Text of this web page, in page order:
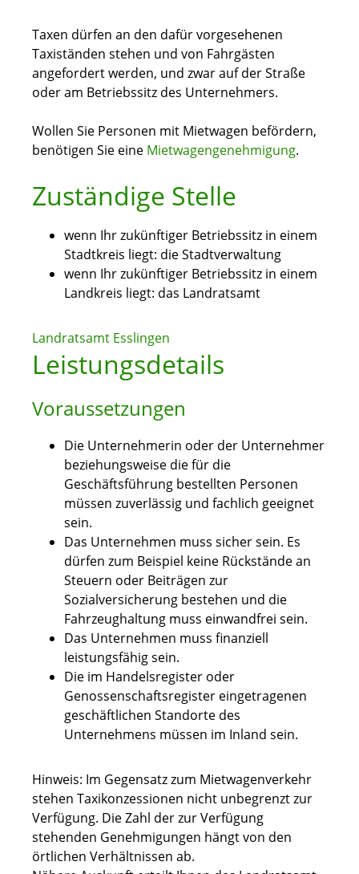
Taxen dürfen an den dafür vorgesehenen
Taxiständen stehen und von Fahrgästen
angefordert werden, und zwar auf der Straße
oder am Betriebssitz des Unternehmers.
Wollen Sie Personen mit Mietwagen befördern,
benötigen Sie eine Mietwagengenehmigung.
Zuständige Stelle
wenn Ihr zukünftiger Betriebssitz in einem
Stadtkreis liegt: die Stadtverwaltung
wenn Ihr zukünftiger Betriebssitz in einem
Landkreis liegt: das Landratsamt
Landratsamt Esslingen
Leistungsdetails
Voraussetzungen
Die Unternehmerin oder der Unternehmer
beziehungsweise die für die
Geschäftsführung bestellten Personen
müssen zuverlässig und fachlich geeignet
sein.
Das Unternehmen muss sicher sein. Es
dürfen zum Beispiel keine Rückstände an
Steuern oder Beiträgen zur
Sozialversicherung bestehen und die
Fahrzeughaltung muss einwandfrei sein.
Das Unternehmen muss finanziell
leistungsfähig sein.
Die im Handelsregister oder
Genossenschaftsregister eingetragenen
geschäftlichen Standorte des
Unternehmens müssen im Inland sein.
Hinweis: Im Gegensatz zum Mietwagenverkehr
stehen Taxikonzessionen nicht unbegrenzt zur
Verfügung. Die Zahl der zur Verfügung
stehenden Genehmigungen hängt von den
örtlichen Verhältnissen ab.